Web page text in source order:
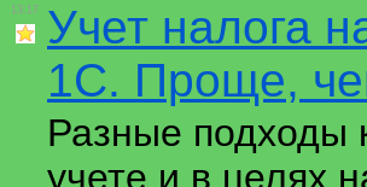
13:17
Учет налога
1С. Проще,
Разные подходы
учете и в целях